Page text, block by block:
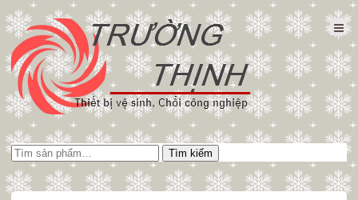
Tìm
kiếm:
Tìm kiếm